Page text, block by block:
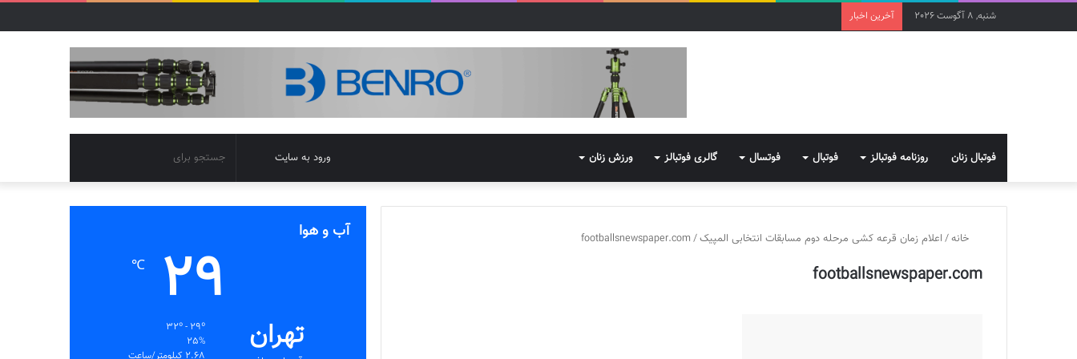
شنبه, 8 آگوست 2026 آخرین اخبار
فوتبال زنان روزنامه فوتبالز فوتبال فوتسال گالری فوتبالز ورزش زنان
برای
تغییر
پوسته
ورود به سایت
خانه/ اعلام زمان قرعه کشی مرحله دوم مسابقات انتخابی المپیک/
footballsnewspaper.com
footballsnewspaper.com
آب و هوا
تهران
29
℃
25%
2.68 کیلومتر/ساعت